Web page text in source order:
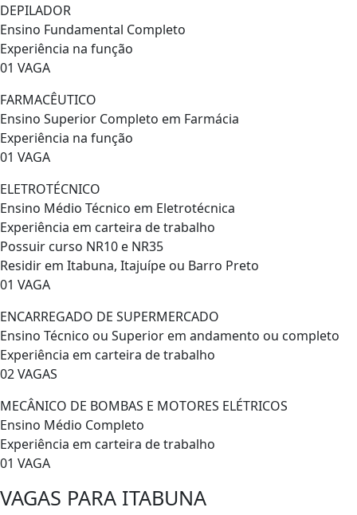
DEPILADOR
Ensino Fundamental Completo
Experiência na função
01 VAGA
FARMACÊUTICO
Ensino Superior Completo em Farmácia
Experiência na função
01 VAGA
ELETROTÉCNICO
Ensino Médio Técnico em Eletrotécnica
Experiência em carteira de trabalho
Possuir curso NR10 e NR35
Residir em Itabuna, Itajuípe ou Barro Preto
01 VAGA
ENCARREGADO DE SUPERMERCADO
Ensino Técnico ou Superior em andamento ou completo
Experiência em carteira de trabalho
02 VAGAS
MECÂNICO DE BOMBAS E MOTORES ELÉTRICOS
Ensino Médio Completo
Experiência em carteira de trabalho
01 VAGA
VAGAS PARA ITABUNA